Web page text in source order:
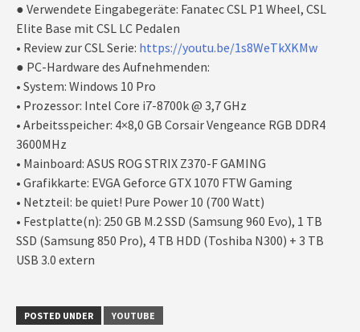
● Verwendete Eingabegeräte: Fanatec CSL P1 Wheel, CSL
Elite Base mit CSL LC Pedalen
• Review zur CSL Serie: https://youtu.be/1s8WeTkXKMw
● PC-Hardware des Aufnehmenden:
• System: Windows 10 Pro
• Prozessor: Intel Core i7-8700k @ 3,7 GHz
• Arbeitsspeicher: 4×8,0 GB Corsair Vengeance RGB DDR4
3600MHz
• Mainboard: ASUS ROG STRIX Z370-F GAMING
• Grafikkarte: EVGA Geforce GTX 1070 FTW Gaming
• Netzteil: be quiet! Pure Power 10 (700 Watt)
• Festplatte(n): 250 GB M.2 SSD (Samsung 960 Evo), 1 TB
SSD (Samsung 850 Pro), 4 TB HDD (Toshiba N300) + 3 TB
USB 3.0 extern
POSTED UNDER YOUTUBE